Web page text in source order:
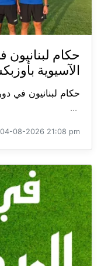
حكام
الآسيوية
حكام لبنانيون في
...
04-08-2026 21:08 pm